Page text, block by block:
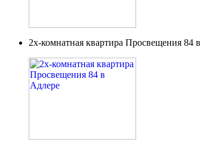
2х-комнатная квартира Просвещения 84